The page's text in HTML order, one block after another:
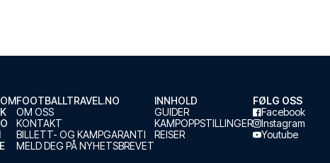
FOOTBALLTRAVEL.NO
OM OSS
KONTAKT
BILLETT- OG KAMPGARANTI
MELD DEG PÅ NYHETSBREVET
INNHOLD
GUIDER
KAMPOPPSTILLINGER
REISER
FØLG OSS
Facebook
Instagram
Youtube